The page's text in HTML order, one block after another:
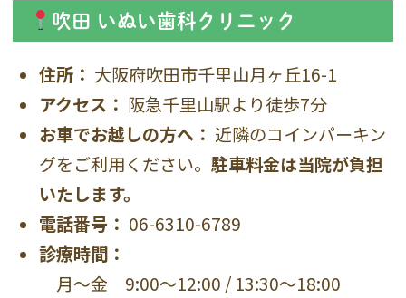
吹田 いぬい歯科クリニック
住所： 大阪府吹田市千里山月ヶ丘16-1
アクセス： 阪急千里山駅より徒歩7分
お車でお越しの方へ： 近隣のコインパーキン
グをご利用ください。駐車料金は当院が負担
いたします。
電話番号： 06-6310-6789
診療時間：
月〜金 9:00〜12:00 / 13:30〜18:00